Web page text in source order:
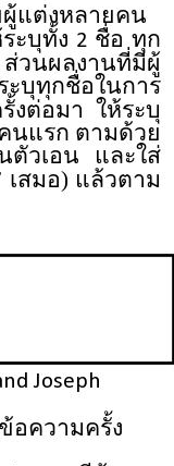
ผู้แต่งหลายคน
ะบุทั้ง 2 ชื่อ ทุก
วนผลงานที่มีผู้
บุทุกชื่อในการ
งต่อมา ให้ระบุ
แรก ตามด้วย
ตัวเอน และใส่
เสมอ) แล้วตาม
Joseph
อความครั้ง